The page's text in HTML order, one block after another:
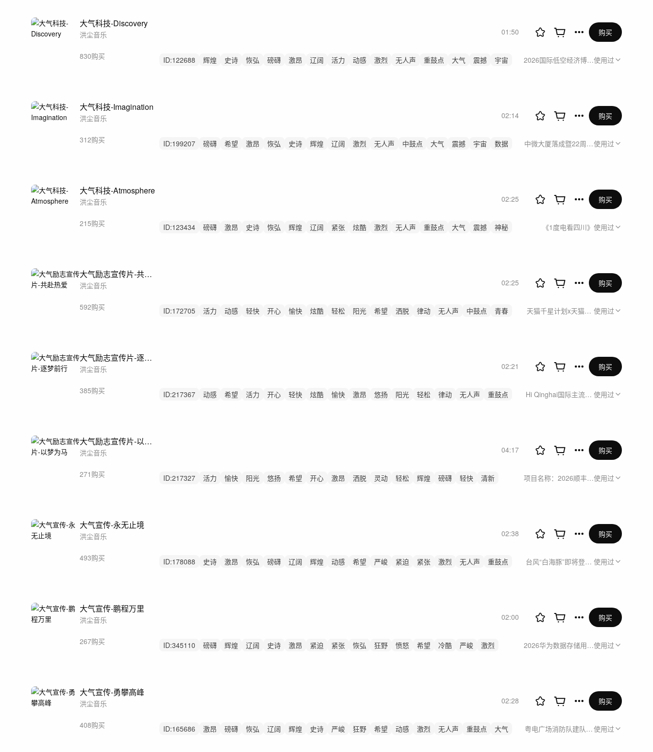
大气科技-Discovery
洪尘音乐
830购买
01:50
ID:122688 辉煌 史诗 恢弘 磅礴 激昂 辽阔 活力 动感 激烈 无人声 重鼓点 大气 震撼
宇宙
购买
2026国际低空经济博览会沃兰特展台视频
使用过
大气科技-Imagination
洪尘音乐
312购买
02:14
ID:199207 磅礴 希望 激昂 恢弘 史诗 辉煌 辽阔 激烈 无人声 中鼓点 大气 震撼 宇宙
数据
购买
中微大厦落成暨22周年庆使用过
大气科技-Atmosphere
洪尘音乐
215购买
02:25
ID:123434 磅礴 激昂 史诗 恢弘 辉煌 辽阔 紧张 炫酷 激烈 无人声 重鼓点 大气 震撼
神秘
购买
《1度电看四川》 使用过
大气励志宣传片-共赴热爱
洪尘音乐
592购买
02:25
ID:172705 活力 动感 轻快 开心 愉快 炫酷 轻松 阳光 希望 洒脱 律动 无人声 中鼓点
青春
购买
天猫千星计划x天猫蓝星计划 星探汇
使用过
大气励志宣传片-逐梦前行
洪尘音乐
385购买
02:21
ID:217367 动感 希望 活力 开心 轻快 炫酷 愉快 激昂 悠扬 阳光 轻松 律动 无人声
重鼓点
购买
Hi Qinghai国际主流媒体青海行
使用过
大气励志宣传片-以梦为马
洪尘音乐
271购买
04:17
ID:217327 活力 愉快 阳光 悠扬 希望 开心 激昂 洒脱 灵动 轻松 辉煌 磅礴 轻快
清新
购买
项目名称：2026顺丰同城7月公关传播
使用过
大气宣传-永无止境
洪尘音乐
493购买
02:38
ID:178088 史诗 激昂 恢弘 磅礴 辽阔 辉煌 动感 希望 严峻 紧迫 紧张 激烈 无人声
重鼓点
购买
台风“白海豚”即将登陆 这场紧急消缺赶在
使用过
大气宣传-鹏程万里
洪尘音乐
267购买
02:00
ID:345110 磅礴 辉煌 辽阔 史诗 激昂 紧迫 紧张 恢弘 狂野 愤怒 希望 冷酷 严峻
激烈
购买
2026华为数据存储用户精英论坛暨
使用过
大气宣传-勇攀高峰
洪尘音乐
408购买
02:28
ID:165686 激昂 磅礴 恢弘 辽阔 辉煌 史诗 严峻 狂野 希望 动感 激烈 无人声 重鼓点
大气
购买
粤电广场消防队建队宣传使用过